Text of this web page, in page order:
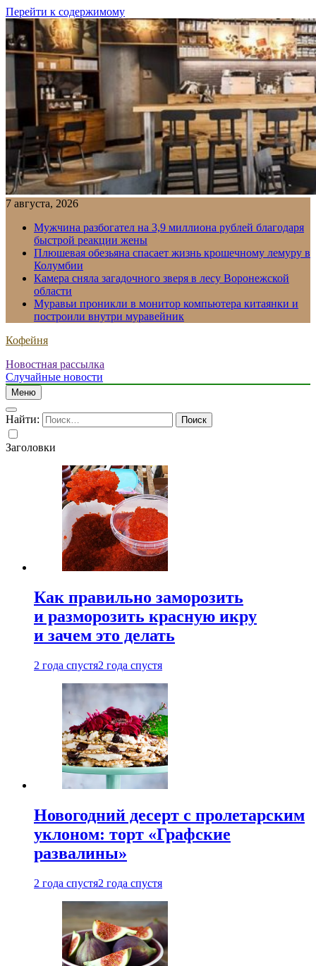
Перейти к содержимому
7 августа, 2026
Мужчина разбогател на 3,9 миллиона рублей благодаря
быстрой реакции жены
Плюшевая обезьяна спасает жизнь крошечному лемуру в
Колумбии
Камера сняла загадочного зверя в лесу Воронежской
области
Муравьи проникли в монитор компьютера китаянки и
построили внутри муравейник
Кофейня
Новостная рассылка
Случайные новости
Меню
Найти:
Заголовки
Как правильно заморозить
и разморозить красную икру
и зачем это делать
2 года спустя2 года спустя
Новогодний десерт с пролетарским
уклоном: торт «Графские
развалины»
2 года спустя2 года спустя